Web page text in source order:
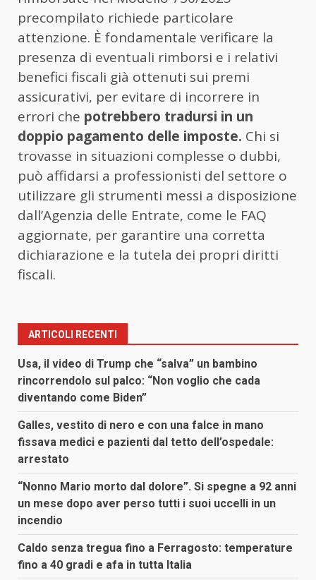
precompilato richiede particolare
attenzione. È fondamentale verificare la
presenza di eventuali rimborsi e i relativi
benefici fiscali già ottenuti sui premi
assicurativi, per evitare di incorrere in
errori che potrebbero tradursi in un
doppio pagamento delle imposte. Chi si
trovasse in situazioni complesse o dubbi,
può affidarsi a professionisti del settore o
utilizzare gli strumenti messi a disposizione
dall’Agenzia delle Entrate, come le FAQ
aggiornate, per garantire una corretta
dichiarazione e la tutela dei propri diritti
fiscali.
ARTICOLI RECENTI
Usa, il video di Trump che “salva” un bambino
rincorrendolo sul palco: “Non voglio che cada
diventando come Biden”
Galles, vestito di nero e con una falce in mano
fissava medici e pazienti dal tetto dell’ospedale:
arrestato
“Nonno Mario morto dal dolore”. Si spegne a 92 anni
un mese dopo aver perso tutti i suoi uccelli in un
incendio
Caldo senza tregua fino a Ferragosto: temperature
fino a 40 gradi e afa in tutta Italia